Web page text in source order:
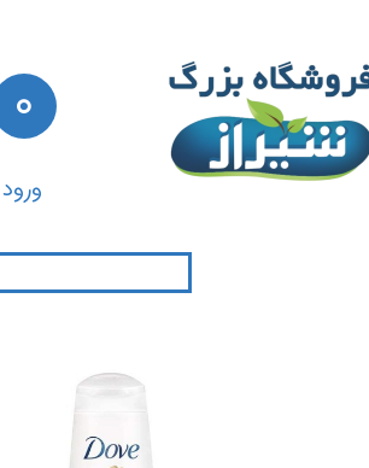
ورود
تغییر گذر واژه
سفارشات
۰